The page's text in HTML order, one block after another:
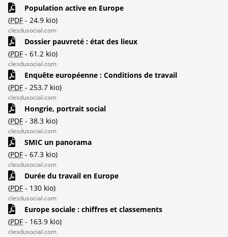
Population active en Europe
(PDF - 24.9 kio)
clesdusocial.com
Dossier pauvreté : état des lieux
(PDF - 61.2 kio)
clesdusocial.com
Enquête européenne : Conditions de travail
(PDF - 253.7 kio)
clesdusocial.com
Hongrie, portrait social
(PDF - 38.3 kio)
clesdusocial.com
SMIC un panorama
(PDF - 67.3 kio)
clesdusocial.com
Durée du travail en Europe
(PDF - 130 kio)
clesdusocial.com
Europe sociale : chiffres et classements
(PDF - 163.9 kio)
clesdusocial.com